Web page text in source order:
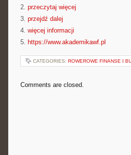
2. przeczytaj więcej
3. przejdź dalej
4. więcej informacji
5. https://www.akademikawf.pl
CATEGORIES: ROWEROWE FINANSE I
Comments are closed.